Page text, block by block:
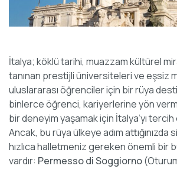
İtalya; köklü tarihi, muazzam kültürel
tanınan prestijli üniversiteleri ve eşsiz
uluslararası öğrenciler için bir rüya
binlerce öğrenci, kariyerlerine yön
bir deneyim yaşamak için İtalya’yı
Ancak, bu rüya ülkeye adım attığınızda
hızlıca halletmeniz gereken önemli bir
vardır: Permesso di Soggiorno